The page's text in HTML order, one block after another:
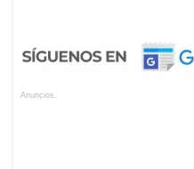
Anuncios.